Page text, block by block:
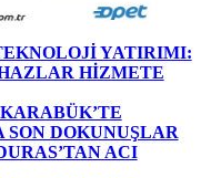
YATIRIMI:
HİZMETE
DOKUNUŞLAR
ACI